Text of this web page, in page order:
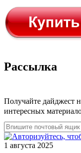
Рассылка
Получайте дайджест
интересных
1 августа 2025